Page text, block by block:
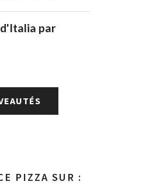
par
PIZZA SUR :